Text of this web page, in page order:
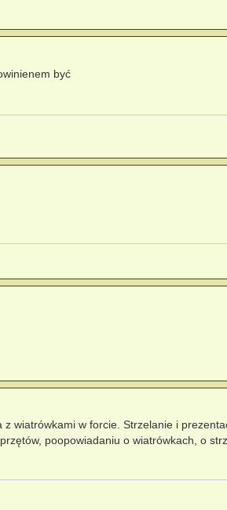
być
wiatrówkami w forcie. Strzelanie i
poopowiadaniu o wiatrówkach, o